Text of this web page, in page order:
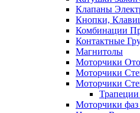
Клапаны
Кнопки,
Комбинации
Контактные
Магнитолы
Моторчики
Моторчики
Моторчики
Трапеции
Моторчики